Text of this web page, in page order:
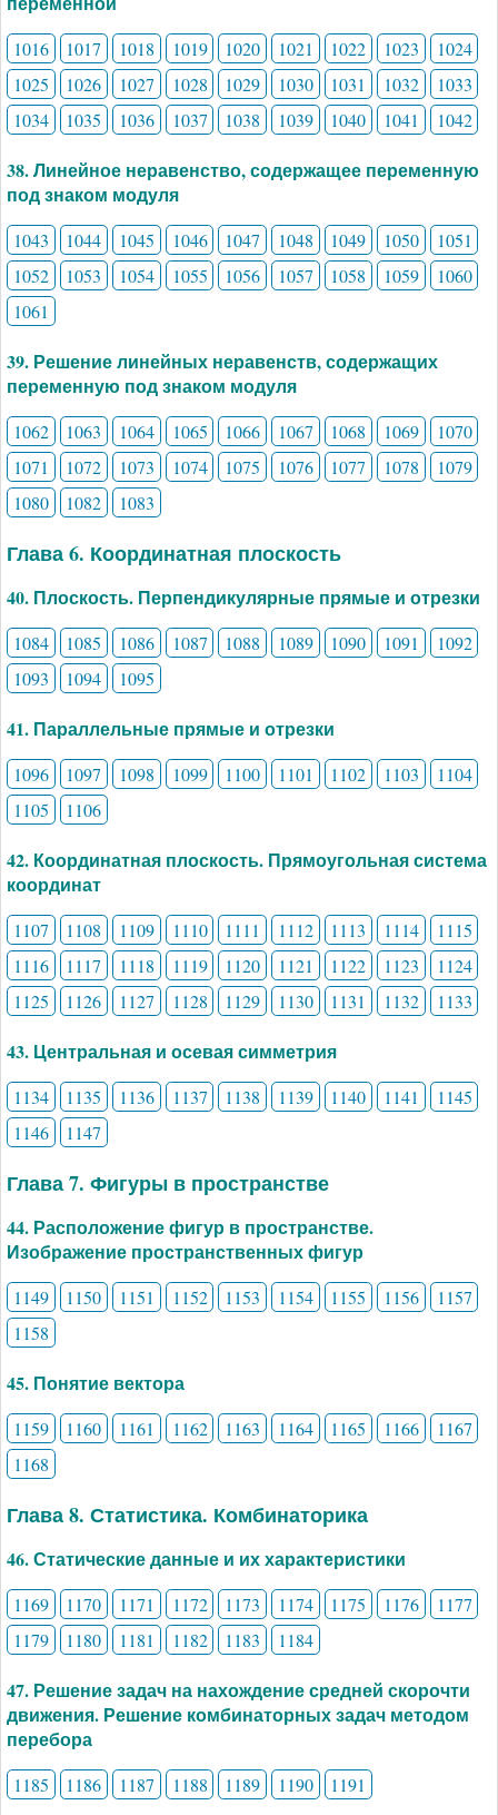
1016 1017 1018 1019 1020 1021 1022 1023
1024
1025
1026 1027 1028 1029 1030 1031 1032
1033
1034
1035 1036 1037 1038 1039 1040 1041 1042
38. Линейное неравенство, содержащее переменную
под знаком модуля
1043 1044 1045 1046 1047 1048 1049 1050
1051
1052
1053 1054 1055 1056 1057 1058 1059
1060
1061
39. Решение линейных неравенств, содержащих
переменную под знаком модуля
1062 1063 1064 1065 1066 1067 1068 1069
1070
1071
1072 1073 1074 1075 1076 1077 1078
1079
1080
1082 1083
Глава 6. Координатная плоскость
40. Плоскость. Перпендикулярные прямые и отрезки
1084 1085 1086 1087 1088 1089 1090 1091
1092
1093
1094 1095
41. Параллельные прямые и отрезки
1096 1097 1098 1099 1100 1101 1102 1103
1104
1105
1106
42. Координатная плоскость. Прямоугольная система
координат
1107 1108 1109 1110 1111 1112 1113 1114
1115
1116
1117 1118 1119 1120 1121 1122 1123
1124
1125
1126 1127 1128 1129 1130 1131 1132 1133
43. Центральная и осевая симметрия
1134 1135 1136 1137 1138 1139 1140 1141
1145
1146
1147
Глава 7. Фигуры в пространстве
44. Расположение фигур в пространстве.
Изображение пространственных фигур
1149 1150 1151 1152 1153 1154 1155 1156
1157
1158
45. Понятие вектора
1159 1160 1161 1162 1163 1164 1165 1166
1167
1168
Глава 8. Статистика. Комбинаторика
46. Статические данные и их характеристики
1169 1170 1171 1172 1173 1174 1175 1176
1177
1179
1180 1181 1182 1183 1184
47. Решение задач на нахождение средней скорочти
движения. Решение комбинаторных задач методом
перебора
1185 1186 1187 1188 1189 1190 1191